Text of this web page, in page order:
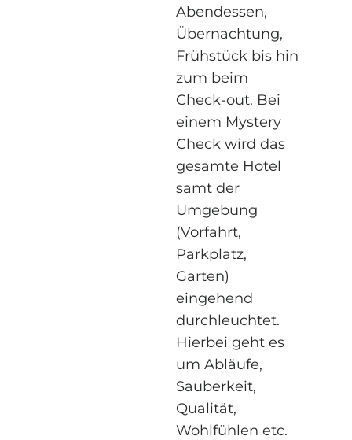
Abendessen,
Übernachtung,
Frühstück bis hin
zum beim
Check-out. Bei
einem Mystery
Check wird das
gesamte Hotel
samt der
Umgebung
(Vorfahrt,
Parkplatz,
Garten)
eingehend
durchleuchtet.
Hierbei geht es
um Abläufe,
Sauberkeit,
Qualität,
Wohlfühlen etc.